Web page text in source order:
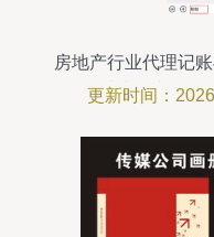
房地产行业代理记
精准对接供求信息
更新时间：